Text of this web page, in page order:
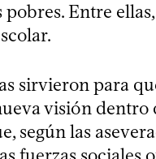
Entre
sirvieron para
visión dentro
según las